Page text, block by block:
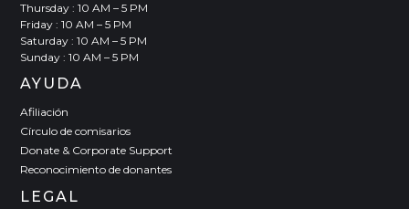
Thursday : 10 AM – 5 PM
Friday : 10 AM – 5 PM
Saturday : 10 AM – 5 PM
Sunday : 10 AM – 5 PM
AYUDA
Afiliación
Círculo de comisarios
Donate & Corporate Support
Reconocimiento de donantes
LEGAL